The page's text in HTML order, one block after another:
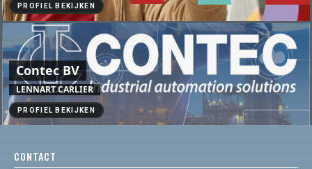
PROFIEL BEKIJKEN
Contec BV
LENNART CARLIER
PROFIEL BEKIJKEN
CONTACT